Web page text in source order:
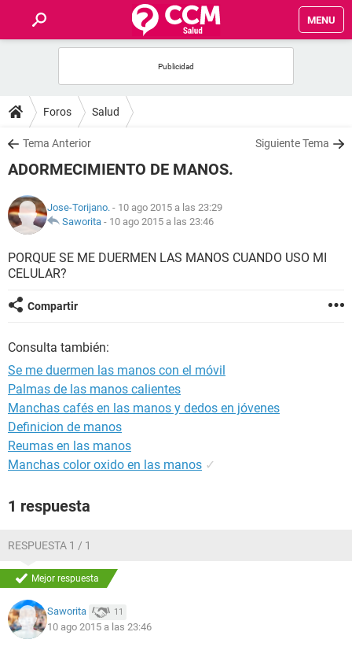
MENU
FOROS
SALUD
NUTRICIÓN
BIENESTAR
SEXUALIDAD
GLOSARIO
Foros Salud
Tema Anterior Siguiente Tema
ADORMECIMIENTO DE MANOS.
Jose-Torijano. - 10 ago 2015 a las 23:29
Saworita - 10 ago 2015 a las 23:46
PORQUE SE ME DUERMEN LAS MANOS CUANDO USO MI
CELULAR?
Compartir
Consulta también:
Se me duermen las manos con el móvil
Palmas de las manos calientes
Manchas cafés en las manos y dedos en jóvenes
Definicion de manos
Reumas en las manos
Manchas color oxido en las manos ✓
1 respuesta
RESPUESTA 1 / 1
Mejor respuesta
Saworita 11
10 ago 2015 a las 23:46